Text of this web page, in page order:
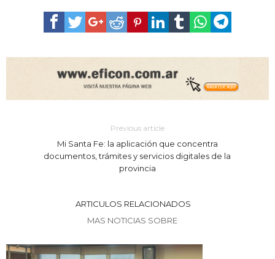
Previous article
Mi Santa Fe: la aplicación que concentra
documentos, trámites y servicios digitales de la
provincia
ARTICULOS RELACIONADOS
MAS NOTICIAS SOBRE